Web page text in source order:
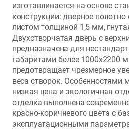
изготавливается на основе
конструкции: дверное
листом толщиной 1,5 мм,
Двухстворчатая дверь с
предназначена для
габаритами более 1000х2200
предотвращает чрезмерное
веса створок. Особенностями
низкая цена и экологичная
отделка выполнена
красно-коричневого цвета с
эксплуатационными